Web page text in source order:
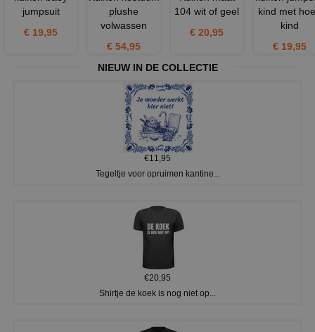
jumpsuit
€ 19,95
plushe
volwassen
€ 54,95
104 wit of geel
€ 20,95
kind met
kind
€ 19,95
NIEUW IN DE COLLECTIE
€11,95
Tegeltje voor opruimen kantine...
€20,95
Shirtje de koek is nog niet op...